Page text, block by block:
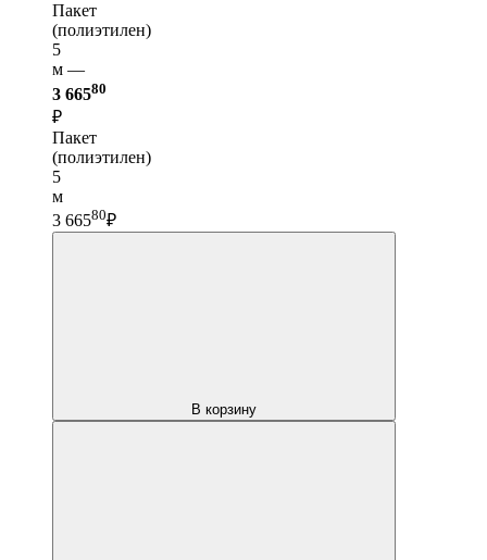
Пакет
(полиэтилен)
5
м —
3 66580
₽
Пакет
(полиэтилен)
5
м
3 66580₽
В корзину